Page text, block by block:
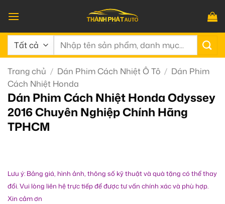
qua
nội
dung
Tìm
Trang chủ / Dán Phim Cách Nhiệt Ô Tô / Dán Phim
Cách Nhiệt Honda
Dán Phim Cách Nhiệt Honda Odyssey
2016 Chuyên Nghiệp Chính Hãng
TPHCM
Lưu ý: Bảng giá, hình ảnh, thông số kỹ thuật và quà tặng có thể thay
đổi. Vui lòng liên hệ trực tiếp để được tư vấn chính xác và phù hợp.
Xin cảm ơn